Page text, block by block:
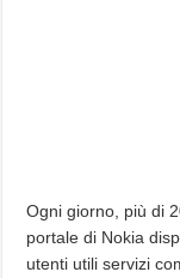
Ogni giorno, più di
portale di Nokia
utenti utili servizi